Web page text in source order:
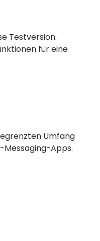
Testversion.
für eine
Umfang
Messaging-Apps.